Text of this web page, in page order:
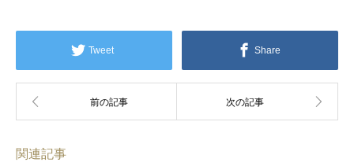
Tweet Share
関連記事